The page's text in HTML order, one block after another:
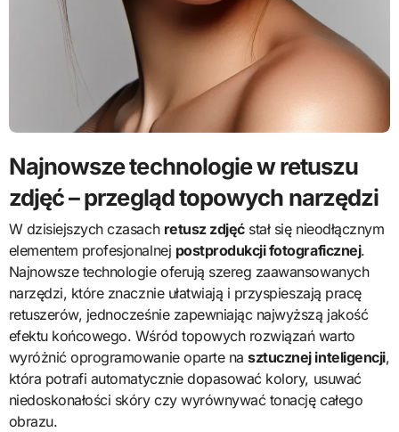
Najnowsze technologie w retuszu
zdjęć – przegląd topowych narzędzi
W dzisiejszych czasach retusz zdjęćstał się nieodłącznym
elementem profesjonalnej postprodukcji fotograficznej.
Najnowsze technologie oferują szereg zaawansowanych
narzędzi, które znacznie ułatwiają i przyspieszają pracę
retuszerów, jednocześnie zapewniając najwyższą jakość
efektu końcowego. Wśród topowych rozwiązań warto
wyróżnić oprogramowanie oparte nasztucznej inteligencji,
która potrafi automatycznie dopasować kolory, usuwać
niedoskonałości skóry czy wyrównywać tonację całego
obrazu.